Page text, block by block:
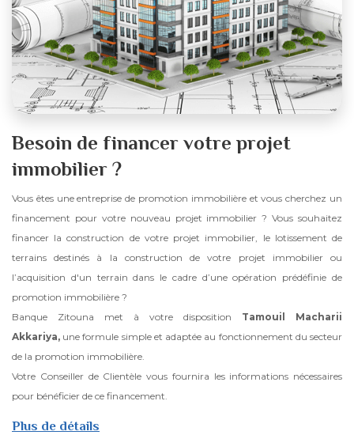
Besoin de financer votre projet
immobilier ?
Vous êtes une entreprise de promotion immobilière et vous cherchez un
financement pour votre nouveau projet immobilier ? Vous souhaitez
financer la construction de votre projet immobilier, le lotissement de
terrains destinés à la construction de votre projet immobilier ou
l’acquisition d'un terrain dans le cadre d’une opération prédéfinie de
promotion immobilière ?
Banque Zitouna met à votre disposition Tamouil Macharii
Akkariya, une formule simple et adaptée au fonctionnement du secteur
de la promotion immobilière.
Votre Conseiller de Clientèle vous fournira les informations nécessaires
pour bénéficier de ce financement.
Plus de détails